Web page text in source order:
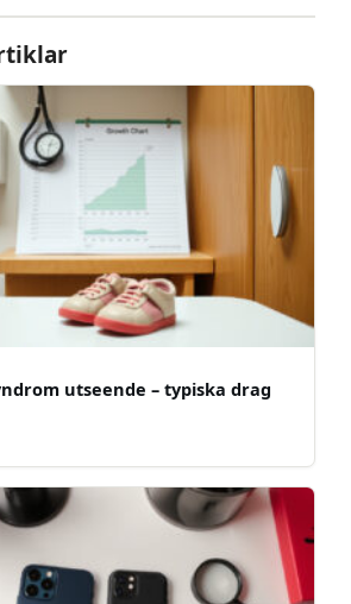
utseende – typiska drag